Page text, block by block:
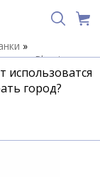
»
Phantom
»Силикон
#024
использоватся
город?